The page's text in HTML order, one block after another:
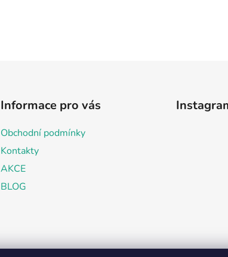
Informace pro vás
Obchodní podmínky
Kontakty
AKCE
BLOG